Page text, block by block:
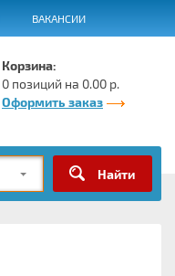
ВАКАНСИИ
Корзина:
0 позиций на 0.00 р.
Оформить заказ